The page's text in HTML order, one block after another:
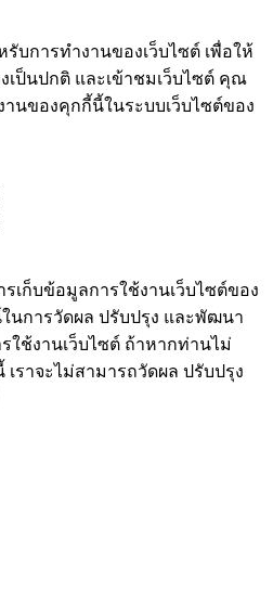
บการทำงานของเว็บไซต์ เพื่อให้
เป็นปกติ และเข้าชมเว็บไซต์ คุณ
นของคุกกี้นี้ในระบบเว็บไซต์ของ
เก็บข้อมูลการใช้งานเว็บไซต์ของ
นการวัดผล ปรับปรุง และพัฒนา
ช้งานเว็บไซต์ ถ้าหากท่านไม่
ราจะไม่สามารถวัดผล ปรับปรุง